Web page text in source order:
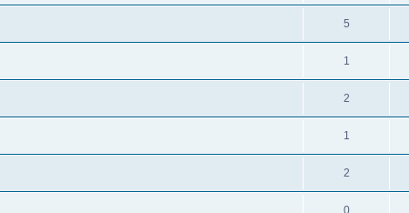
5
1
2
1
2
0